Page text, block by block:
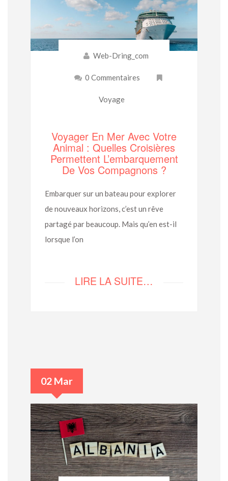
Web-Dring_com
0 Commentaires
Voyage
Voyager En Mer Avec Votre
Animal : Quelles Croisières
Permettent L’embarquement
De Vos Compagnons ?
Embarquer sur un bateau pour explorer
de nouveaux horizons, c’est un rêve
partagé par beaucoup. Mais qu’en est-il
lorsque l’on
LIRE LA SUITE…
02 Mar